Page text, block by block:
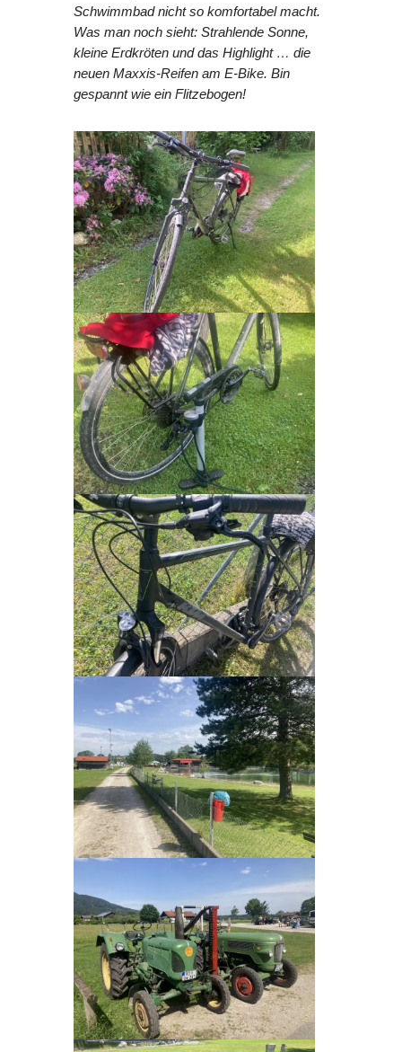
Schwimmbad nicht so komfortabel macht.
Was man noch sieht: Strahlende Sonne,
kleine Erdkröten und das Highlight … die
neuen Maxxis-Reifen am E-Bike. Bin
gespannt wie ein Flitzebogen!